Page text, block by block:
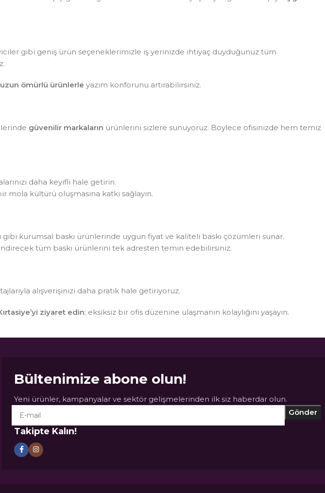
gibi geniş ürün seçeneklerimizle iş yerinizde ihtiyaç duyduğunuz tüm
ömürlü ürünlerle yazım konforunu artırabilirsiniz.
güvenilir markaların ürünlerini sizlere sunuyoruz. Böylece ofisinizde hem temiz
daha keyifli hale getirin.
mola kültürü oluşmasına katkı sağlayın.
kurumsal baskı ürünlerinde uygun fiyat ve kaliteli baskı çözümleri sunar.
tüm baskı ürünlerini tek adresten temin edebilirsiniz.
alışverişinizi daha pratik hale getiriyoruz.
ziyaret edin; eksiksiz bir ofis düzenine ulaşmanın kolaylığını yaşayın.
Bültenimize abone olun!
Yeni ürünler, kampanyalar ve sektör gelişmelerinden ilk siz haberdar olun.
Takipte Kalın!